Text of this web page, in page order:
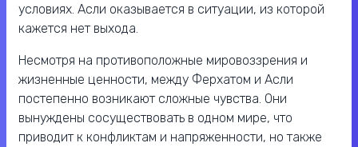
условиях. Асли оказывается в ситуации, из которой
кажется нет выхода.
Несмотря на противоположные мировоззрения и
жизненные ценности, между Ферхатом и Асли
постепенно возникают сложные чувства. Они
вынуждены сосуществовать в одном мире, что
приводит к конфликтам и напряженности, но также